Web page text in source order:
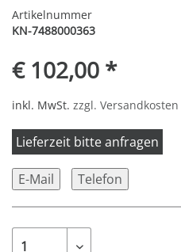
Artikelnummer
KN-7488000363
€ 102,00 *
inkl. MwSt. zzgl. Versandkosten
Lieferzeit bitte anfragen
E-Mail Telefon